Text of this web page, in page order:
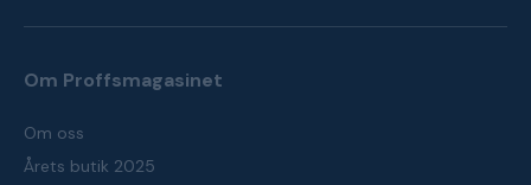
Om Proffsmagasinet
Om oss
Årets butik 2025